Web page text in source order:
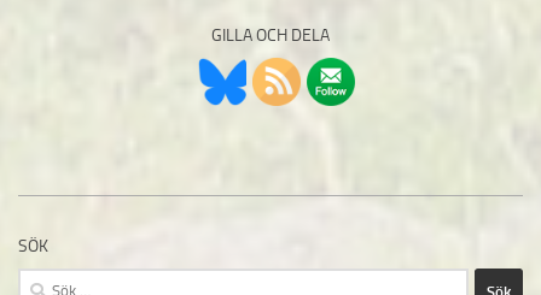
GILLA OCH DELA
SÖK
Sök